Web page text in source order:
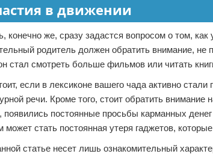
в движении
конечно же, сразу задастся вопросом о том,
родитель должен обратить внимание,
стал смотреть больше фильмов или читать
если в лексиконе вашего чада активно
речи. Кроме того, стоит обратить
постоянные просьбы карманных
стать постоянная утеря гаджетов,
статье несет лишь ознакомительный